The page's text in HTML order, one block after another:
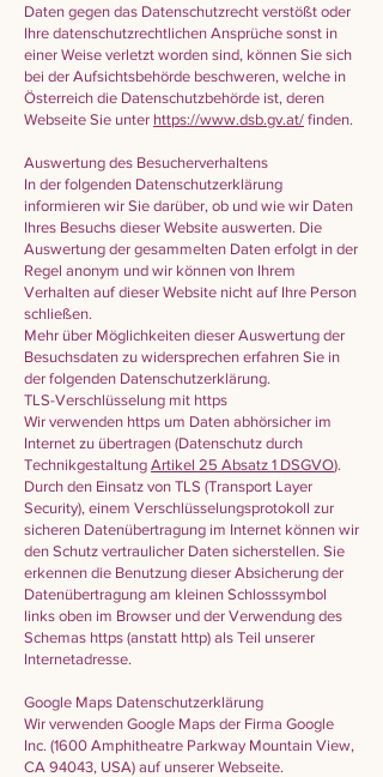
Daten gegen das Datenschutzrecht verstößt oder
Ihre datenschutzrechtlichen Ansprüche sonst in
einer Weise verletzt worden sind, können Sie sich
bei der Aufsichtsbehörde beschweren, welche in
Österreich die Datenschutzbehörde ist, deren
Webseite Sie unter https://www.dsb.gv.at/ finden.
Auswertung des Besucherverhaltens
In der folgenden Datenschutzerklärung
informieren wir Sie darüber, ob und wie wir Daten
Ihres Besuchs dieser Website auswerten. Die
Auswertung der gesammelten Daten erfolgt in der
Regel anonym und wir können von Ihrem
Verhalten auf dieser Website nicht auf Ihre Person
schließen.
Mehr über Möglichkeiten dieser Auswertung der
Besuchsdaten zu widersprechen erfahren Sie in
der folgenden Datenschutzerklärung.
TLS-Verschlüsselung mit https
Wir verwenden https um Daten abhörsicher im
Internet zu übertragen (Datenschutz durch
Technikgestaltung Artikel 25 Absatz 1 DSGVO).
Durch den Einsatz von TLS (Transport Layer
Security), einem Verschlüsselungsprotokoll zur
sicheren Datenübertragung im Internet können wir
den Schutz vertraulicher Daten sicherstellen. Sie
erkennen die Benutzung dieser Absicherung der
Datenübertragung am kleinen Schlosssymbol
links oben im Browser und der Verwendung des
Schemas https (anstatt http) als Teil unserer
Internetadresse.
Google Maps Datenschutzerklärung
Wir verwenden Google Maps der Firma Google
Inc. (1600 Amphitheatre Parkway Mountain View,
CA 94043, USA) auf unserer Webseite.